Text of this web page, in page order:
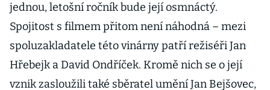
jednou, letošní ročník bude její osmnáctý.
Spojitost s filmem přitom není náhodná – mezi
spoluzakladatele této vinárny patří režiséři Jan
Hřebejk a David Ondříček. Kromě nich se o její
vznik zasloužili také sběratel umění Jan Bejšovec,